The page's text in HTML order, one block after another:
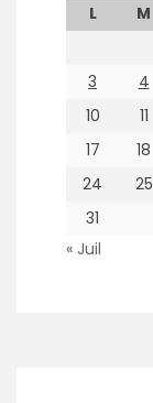
L M
3
4
10
11
17
18
24
25
31
« Juil